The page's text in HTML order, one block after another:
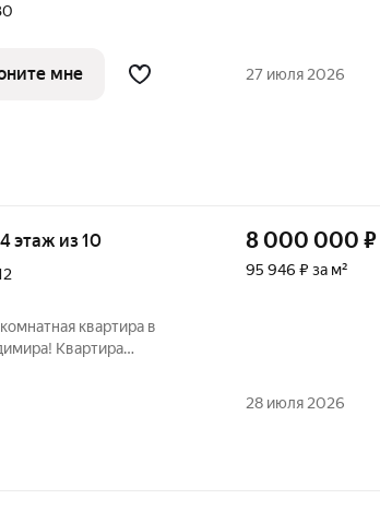
мне 27 июля 2026
этаж из 10
квартира в
Квартира
комфорт и безопасность!
8 000 000 ₽
95 946 ₽ за м²
28 июля 2026